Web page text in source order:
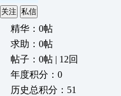
关注 私信
精华：0帖
求助：0帖
帖子：0帖 | 12回
年度积分：0
历史总积分：51